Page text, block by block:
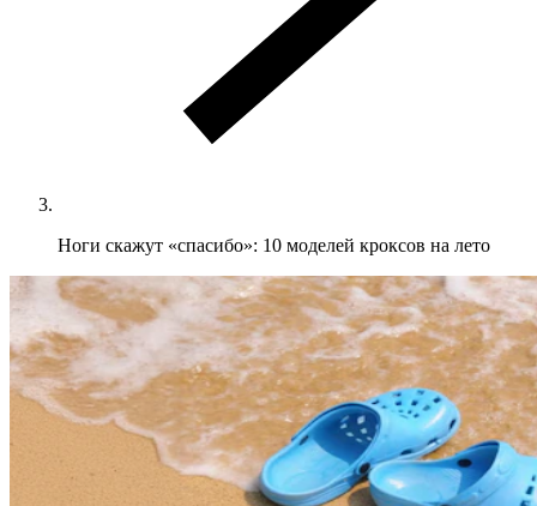
Ноги скажут «спасибо»: 10 моделей кроксов на лето